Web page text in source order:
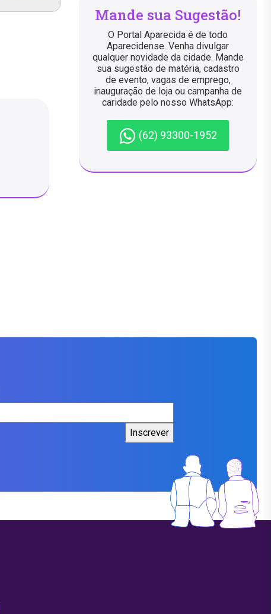
Mande sua Sugestão!
O Portal Aparecida é de todo
Aparecidense. Venha divulgar
qualquer novidade da cidade. Mande
sua sugestão de matéria, cadastro
de evento, vagas de emprego,
inauguração de loja ou campanha de
caridade pelo nosso WhatsApp:
(62) 93300-1952